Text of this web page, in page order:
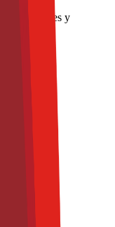
de empaques y